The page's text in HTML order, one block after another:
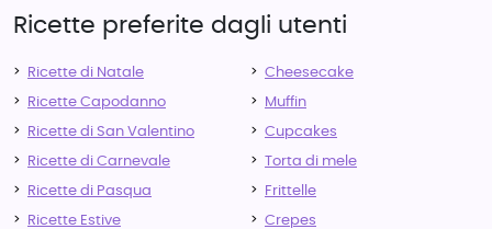
Ricette preferite dagli utenti
Ricette di Natale
Ricette Capodanno
Ricette di San Valentino
Ricette di Carnevale
Ricette di Pasqua
Ricette Estive
Cheesecake
Muffin
Cupcakes
Torta di mele
Frittelle
Crepes